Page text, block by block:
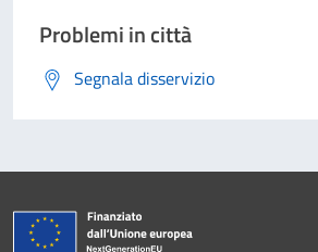
Problemi in città
Segnala disservizio